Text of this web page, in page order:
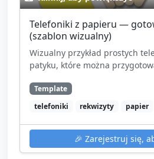
Telefoniki z papieru —
(szablon wizualny)
Wizualny przykład prostych
patyku, które można
Template
telefoniki
rekwizyty papier
🎉 Zarejestruj się,